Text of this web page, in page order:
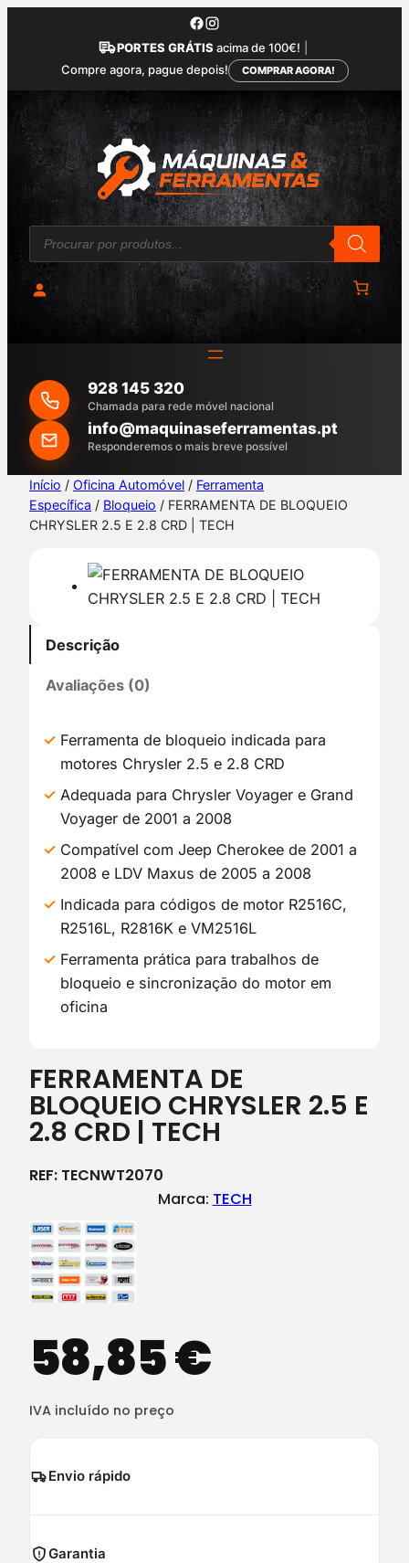
conteúdo
PORTES GRÁTIS acima de 100€!
Compre agora, pague depois!
COMPRAR AGORA!
P
o
u
r
c
h
928 145 320
Chamada para rede móvel nacional
info@maquinaseferramentas.pt
Responderemos o mais breve possível
Início / Oficina Automóvel / Ferramenta
Específica / Bloqueio / FERRAMENTA DE BLOQUEIO
CHRYSLER 2.5 E 2.8 CRD | TECH
Descrição
Avaliações (0)
Ferramenta de bloqueio indicada para
motores Chrysler 2.5 e 2.8 CRD
Adequada para Chrysler Voyager e Grand
Voyager de 2001 a 2008
Compatível com Jeep Cherokee de 2001 a
2008 e LDV Maxus de 2005 a 2008
Indicada para códigos de motor R2516C,
R2516L, R2816K e VM2516L
Ferramenta prática para trabalhos de
bloqueio e sincronização do motor em
oficina
FERRAMENTA DE
BLOQUEIO CHRYSLER 2.5 E
2.8 CRD | TECH
REF: TECNWT2070
Marca: TECH
58,85€
IVA incluído no preço
Envio rápido
Garantia